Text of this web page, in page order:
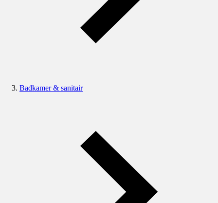
Badkamer & sanitair